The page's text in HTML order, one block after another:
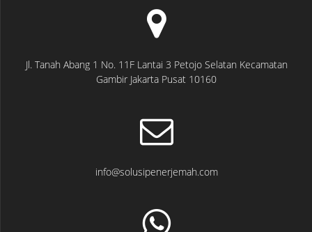
Jl. Tanah Abang 1 No. 11F Lantai 3 Petojo Selatan Kecamatan
Gambir Jakarta Pusat 10160
info@solusipenerjemah.com